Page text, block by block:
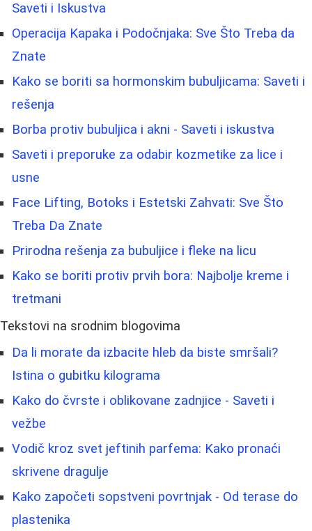
Saveti i Iskustva
Operacija Kapaka i Podočnjaka: Sve Što Treba da
Znate
Kako se boriti sa hormonskim bubuljicama: Saveti i
rešenja
Borba protiv bubuljica i akni - Saveti i iskustva
Saveti i preporuke za odabir kozmetike za lice i
usne
Face Lifting, Botoks i Estetski Zahvati: Sve Što
Treba Da Znate
Prirodna rešenja za bubuljice i fleke na licu
Kako se boriti protiv prvih bora: Najbolje kreme i
tretmani
Tekstovi na srodnim blogovima
Da li morate da izbacite hleb da biste smršali?
Istina o gubitku kilograma
Kako do čvrste i oblikovane zadnjice - Saveti i
vežbe
Vodič kroz svet jeftinih parfema: Kako pronaći
skrivene dragulje
Kako započeti sopstveni povrtnjak - Od terase do
plastenika